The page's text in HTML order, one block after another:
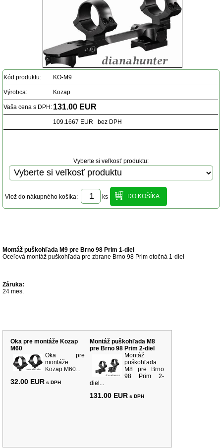
Kód produktu: KO-M9
Výrobca: Kozap
Vaša cena s DPH: 131.00 EUR
109.1667 EUR bez DPH
Vyberte si veľkosť produktu:
Vlož do nákupného košíka: ks
Montáž puškohľada M9 pre Brno 98 Prim 1-diel
Oceľová montáž puškohľada pre zbrane Brno 98 Prim otočná 1-diel
Záruka:
24 mes.
Oka pre montáže Kozap
M60
Oka pre
montáže
Kozap M60...
32.00 EUR s DPH
Montáž puškohľada M8
pre Brno 98 Prim 2-diel
Montáž
puškohľada
M8 pre Brno
98 Prim 2-
diel...
131.00 EUR s DPH